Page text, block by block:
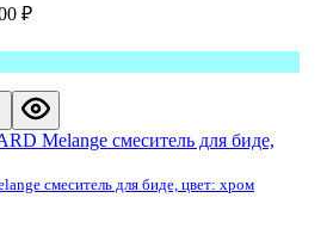
₽
смеситель для биде, цвет: хром